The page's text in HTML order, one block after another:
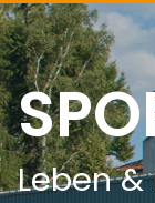
Leben &